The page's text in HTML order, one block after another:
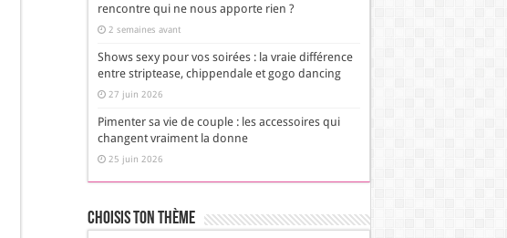
rencontre qui ne nous apporte rien ?
2 semaines avant
Shows sexy pour vos soirées : la vraie différence
entre striptease, chippendale et gogo dancing
27 juin 2026
Pimenter sa vie de couple : les accessoires qui
changent vraiment la donne
25 juin 2026
Choisis Ton Thème